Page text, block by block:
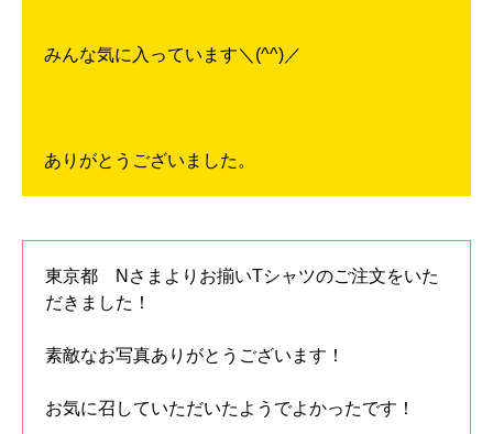
みんな気に入っています＼(^^)／
ありがとうございました。
東京都 Nさまよりお揃いTシャツのご注文をいた
だきました！
素敵なお写真ありがとうございます！
お気に召していただいたようでよかったです！